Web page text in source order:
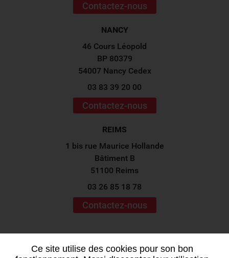
Ce site utilise des cookies pour son bon
Contactez-nous
NANCY
46 Cours Léopold
BP 80379
54007 Nancy Cedex
03 83 39 20 00
Contactez-nous
REIMS
1 bis rue Maurice Hollande
Bâtiment B
51100 Reims
03 26 85 18 78
Contactez-nous
réseaux sociaux !